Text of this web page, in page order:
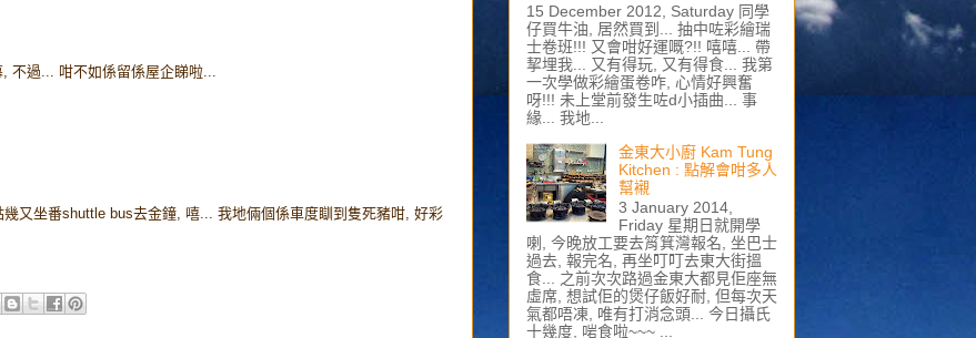
不過... 咁不如係留係屋企睇啦...
又坐番shuttle bus去金鐘, 嘻... 我地倆個係車度瞓到隻死豬咁, 好彩
15 December 2012, Saturday 同學
仔買牛油, 居然買到... 抽中咗彩繪瑞
士卷班!!! 又會咁好運嘅?!! 嘻嘻... 帶
挈埋我... 又有得玩, 又有得食... 我第
一次學做彩繪蛋卷咋, 心情好興奮
呀!!! 未上堂前發生咗d小插曲... 事
緣... 我地...
金東大小廚 Kam Tung
Kitchen : 點解會咁多人
幫襯
3 January 2014,
Friday 星期日就開學
喇, 今晚放工要去筲箕灣報名, 坐巴士
過去, 報完名, 再坐叮叮去東大街搵
食... 之前次次路過金東大都見佢座無
虛席, 想試佢的煲仔飯好耐, 但每次天
氣都唔凍, 唯有打消念頭... 今日攝氏
十幾度, 啱食啦~~~ ...